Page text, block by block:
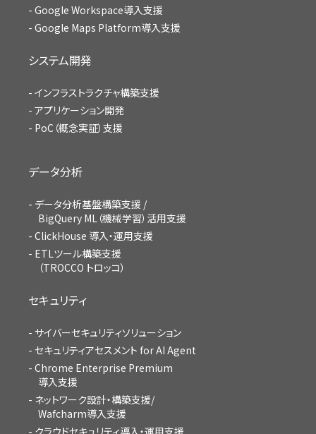
Google Workspace導入支援
Google Maps Platform導入支援
システム開発
インフラストラクチャ構築支援
アプリケーション開発
PoC（概念実証）支援
データ分析
データ分析基盤構築支援 /
BigQuery ML（機械学習）活用支援
ClickHouse 導入・運用支援
ETLツール構築支援
（TROCCO トロッコ）
セキュリティ
サイバーセキュリティソリューション
セキュリティアセスメント for AI Agent
Chrome Enterprise Premium
導入支援
ネットワーク設計・構築支援/
Wafcharm導入支援
クラウドセキュリティ導入・運用支援